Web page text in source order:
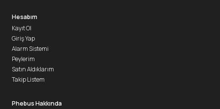
Phebus Hakkında
Hesabım
Kayıt Ol
Giriş Yap
Alarm Sistemi
Peylerim
Satın Aldıklarım
Takip Listem